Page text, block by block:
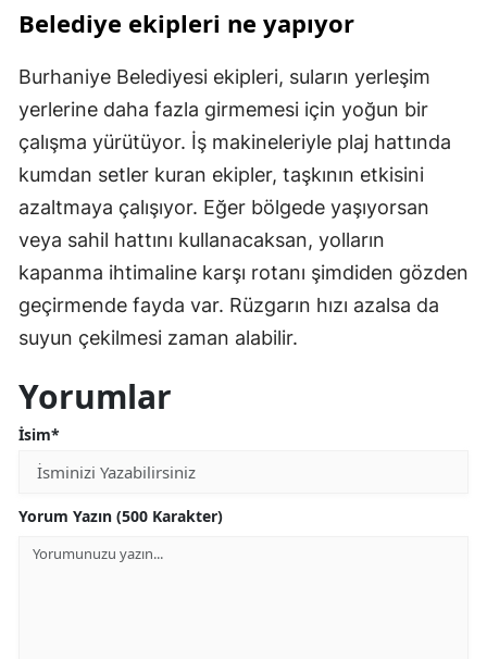
Belediye ekipleri ne yapıyor
Burhaniye Belediyesi ekipleri, suların yerleşim
yerlerine daha fazla girmemesi için yoğun bir
çalışma yürütüyor. İş makineleriyle plaj hattında
kumdan setler kuran ekipler, taşkının etkisini
azaltmaya çalışıyor. Eğer bölgede yaşıyorsan
veya sahil hattını kullanacaksan, yolların
kapanma ihtimaline karşı rotanı şimdiden gözden
geçirmende fayda var. Rüzgarın hızı azalsa da
suyun çekilmesi zaman alabilir.
Yorumlar
İsim*
Yorum Yazın (500 Karakter)